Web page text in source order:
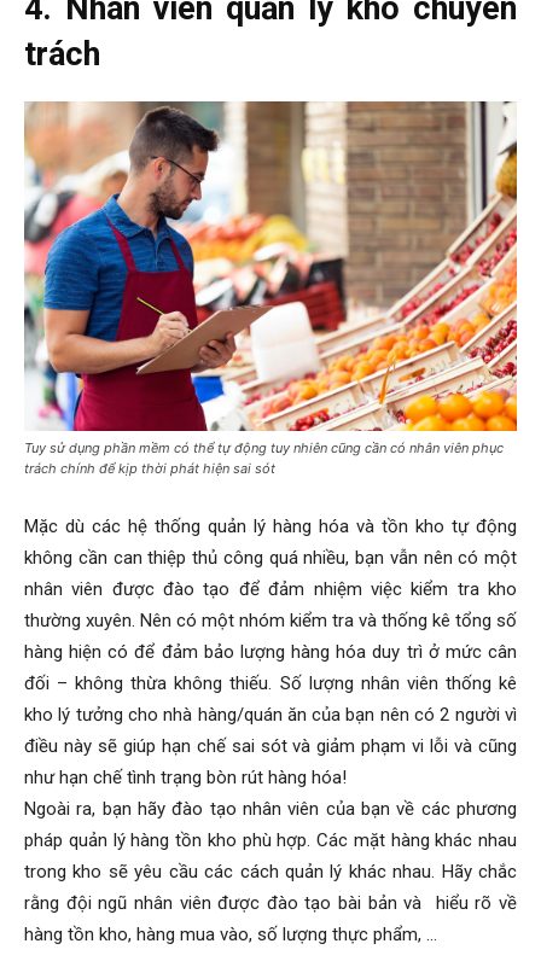
4. Nhân viên quản lý kho chuyên
trách
Tuy sử dụng phần mềm có thể tự động tuy nhiên cũng cần có nhân viên phục
trách chính để kịp thời phát hiện sai sót
Mặc dù các hệ thống quản lý hàng hóa và tồn kho tự động
không cần can thiệp thủ công quá nhiều, bạn vẫn nên có một
nhân viên được đào tạo để đảm nhiệm việc kiểm tra kho
thường xuyên. Nên có một nhóm kiểm tra và thống kê tổng số
hàng hiện có để đảm bảo lượng hàng hóa duy trì ở mức cân
đối – không thừa không thiếu. Số lượng nhân viên thống kê
kho lý tưởng cho nhà hàng/quán ăn của bạn nên có 2 người vì
điều này sẽ giúp hạn chế sai sót và giảm phạm vi lỗi và cũng
như hạn chế tình trạng bòn rút hàng hóa!
Ngoài ra, bạn hãy đào tạo nhân viên của bạn về các phương
pháp quản lý hàng tồn kho phù hợp. Các mặt hàng khác nhau
trong kho sẽ yêu cầu các cách quản lý khác nhau. Hãy chắc
rằng đội ngũ nhân viên được đào tạo bài bản và hiểu rõ về
hàng tồn kho, hàng mua vào, số lượng thực phẩm, …